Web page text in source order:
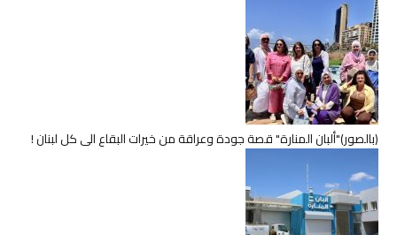
(بالصور)"ألبان المنارة" قصة جودة وعراقة من خيرات البقاع الى كل لبنان !